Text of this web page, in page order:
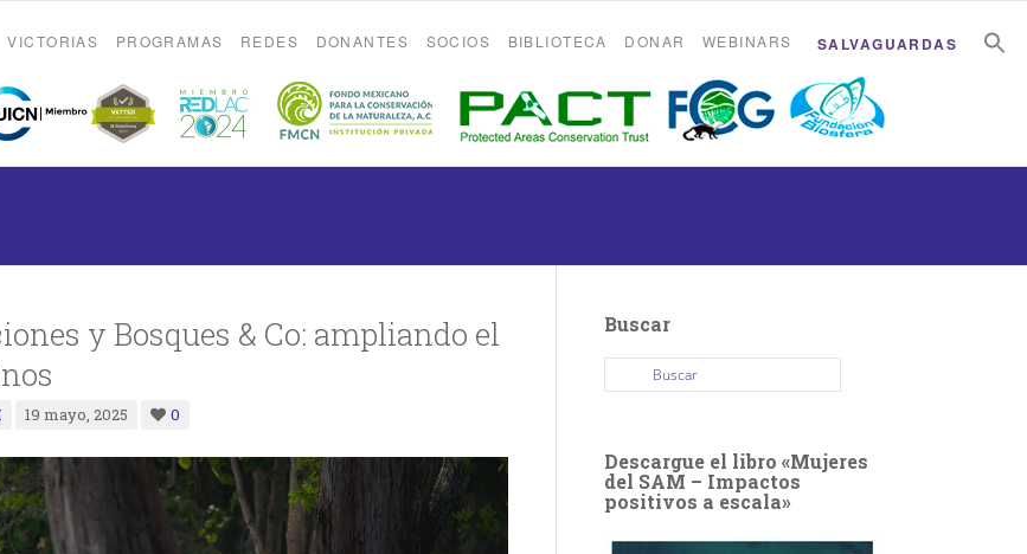
VICTORIAS PROGRAMAS REDES DONANTES SOCIOS BIBLIOTECA DONAR WEBINARS SALVAGUARDAS
y Bosques & Co: ampliando el
19 mayo, 2025 0
Buscar
Descargue el libro «Mujeres
del SAM – Impactos
positivos a escala»